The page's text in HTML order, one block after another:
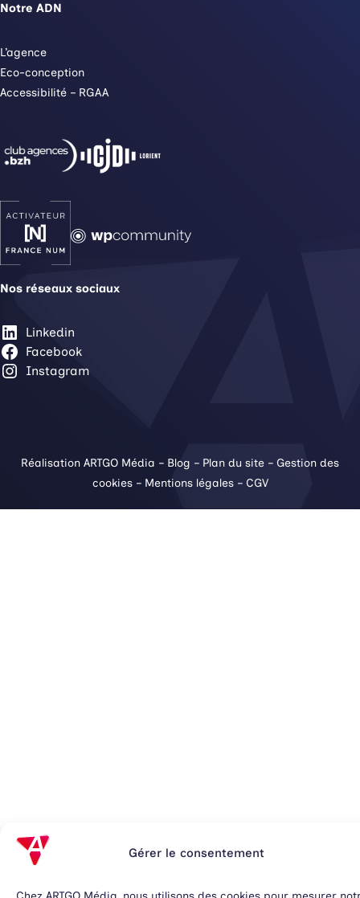
Gérer le consentement
Notre ADN
L’agence
Eco-conception
Accessibilité – RGAA
Nos réseaux sociaux
Linkedin
Facebook
Instagram
Réalisation ARTGO Média – Blog – Plan du site – Gestion des
cookies– Mentions légales– CGV